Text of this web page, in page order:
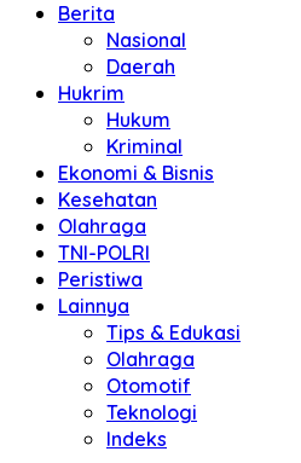
Berita
Nasional
Daerah
Hukrim
Hukum
Kriminal
Ekonomi & Bisnis
Kesehatan
Olahraga
TNI-POLRI
Peristiwa
Lainnya
Tips & Edukasi
Olahraga
Otomotif
Teknologi
Indeks